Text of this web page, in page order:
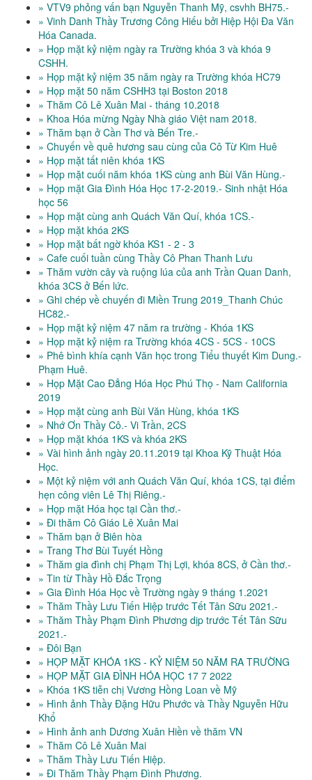
» VTV9 phỏng vấn bạn Nguyễn Thanh Mỹ, csvhh BH75.-
» Vinh Danh Thầy Trương Công Hiếu bởi Hiệp Hội Đa Văn
Hóa Canada.
» Họp mặt kỷ niệm ngày ra Trường khóa 3 và khóa 9
CSHH.
» Họp mặt kỷ niệm 35 năm ngày ra Trường khóa HC79
» Họp mặt 50 năm CSHH3 tại Boston 2018
» Thăm Cô Lê Xuân Mai - tháng 10.2018
» Khoa Hóa mừng Ngày Nhà giáo Việt nam 2018.
» Thăm bạn ở Cần Thơ và Bến Tre.-
» Chuyến về quê hương sau cùng của Cô Từ Kim Huê
» Họp mặt tất niên khóa 1KS
» Họp mặt cuối năm khóa 1KS cùng anh Bùi Văn Hùng.-
» Họp mặt Gia Đình Hóa Học 17-2-2019.- Sinh nhật Hóa
học 56
» Họp mặt cùng anh Quách Văn Quí, khóa 1CS.-
» Họp mặt khóa 2KS
» Họp mặt bất ngờ khóa KS1 - 2 - 3
» Cafe cuối tuần cùng Thầy Cô Phan Thanh Lưu
» Thăm vườn cây và ruộng lúa của anh Trần Quan Danh,
khóa 3CS ở Bến lức.
» Ghi chép về chuyến đi Miền Trung 2019_Thanh Chúc
HC82.-
» Họp mặt kỷ niệm 47 năm ra trường - Khóa 1KS
» Họp mặt kỷ niệm ra Trường khóa 4CS - 5CS - 10CS
» Phê bình khía cạnh Văn học trong Tiểu thuyết Kim Dung.-
Phạm Huê.
» Họp Mặt Cao Đẳng Hóa Học Phú Thọ - Nam California
2019
» Họp mặt cùng anh Bùi Văn Hùng, khóa 1KS
» Nhớ Ơn Thầy Cô.- Vi Trần, 2CS
» Họp mặt khóa 1KS và khóa 2KS
» Vài hình ảnh ngày 20.11.2019 tại Khoa Kỹ Thuật Hóa
Học.
» Một kỷ niệm với anh Quách Văn Quí, khóa 1CS, tại điểm
hẹn công viên Lê Thị Riêng.-
» Họp mặt Hóa học tại Cần thơ.-
» Đi thăm Cô Giáo Lê Xuân Mai
» Thăm bạn ở Biên hòa
» Trang Thơ Bùi Tuyết Hồng
» Thăm gia đình chị Phạm Thị Lợi, khóa 8CS, ở Cần thơ.-
» Tin từ Thầy Hồ Đắc Trọng
» Gia Đình Hóa Học về Trường ngày 9 tháng 1.2021
» Thăm Thầy Lưu Tiến Hiệp trước Tết Tân Sữu 2021.-
» Thăm Thầy Phạm Đình Phương dịp trước Tết Tân Sữu
2021.-
» Đôi Bạn
» HỌP MẶT KHÓA 1KS - KỶ NIỆM 50 NĂM RA TRƯỜNG
» HỌP MẶT GIA ĐÌNH HÓA HỌC 17 7 2022
» Khóa 1KS tiễn chị Vương Hồng Loan về Mỹ
» Hình ảnh Thầy Đặng Hữu Phước và Thầy Nguyễn Hữu
Khổ
» Hình ảnh anh Dương Xuân Hiền về thăm VN
» Thăm Cô Lê Xuân Mai
» Thăm Thầy Lưu Tiến Hiệp.
» Đi Thăm Thầy Phạm Đình Phương.